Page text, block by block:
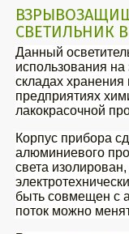
СВЕТИЛЬНИК
Данный
использования
складах
предприятиях
лакокрасочной
Корпус прибора
алюминиевого
света
быть совмещен с
поток можно